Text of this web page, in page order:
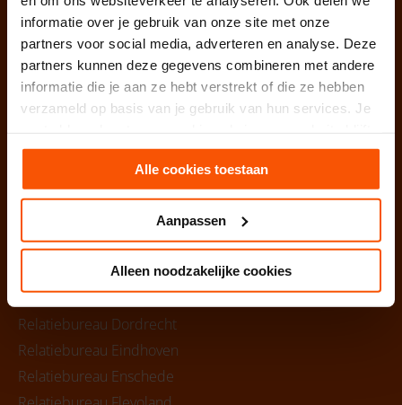
informatie over je gebruik van onze site met onze
partners voor social media, adverteren en analyse. Deze
partners kunnen deze gegevens combineren met andere
informatie die je aan ze hebt verstrekt of die ze hebben
verzameld op basis van je gebruik van hun services. Je
gebruiken.
Alle cookies toestaan
Aanpassen
Alleen noodzakelijke cookies
Relatiebureau Alkmaar
Relatiebureau Almere
Relatiebureau Almelo
Relatiebureau Amersfoort
Relatiebureau Amsterdam
Relatiebureau Brabant
Relatiebureau Breda
Relatiebureau Den Bosch
Relatiebureau Drenthe
Relatiebureau Den Haag
Relatiebureau Deventer
Relatiebureau Dordrecht
Relatiebureau Eindhoven
Relatiebureau Enschede